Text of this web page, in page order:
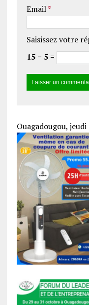
Email*
Saisissez votre
15 − 5 =
Ouagadougou,